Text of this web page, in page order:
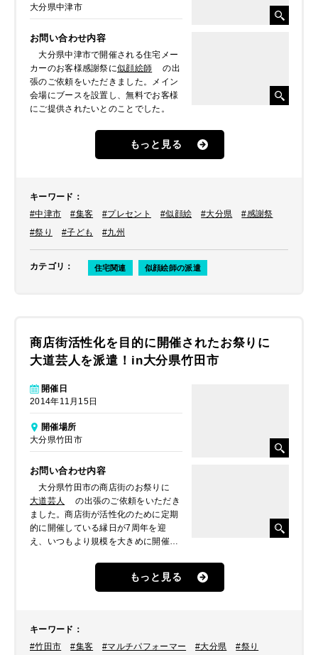
大分県中津市
お問い合わせ内容
大分県中津市で開催される住宅メー
カーのお客様感謝祭に似顔絵師
の出
張のご依頼をいただきました。メイン
会場にブースを設置し、無料でお客様
にご提供されたいとのことでした。
もっと見る
キーワード ：
#中津市
#集客 #プレセント #似顔絵 #大分県
#感謝祭
#祭り
#子ども #九州
カテゴリ ： 住宅関連 似顔絵師の派遣
商店街活性化を目的に開催されたお祭りに
大道芸人を派遣！in大分県竹田市
開催日
2014年11月15日
開催場所
大分県竹田市
お問い合わせ内容
大分県竹田市の商店街のお祭りに
大道芸人
の出張のご依頼をいただき
ました。商店街が活性化のために定期
的に開催している縁日が7周年を迎
え、いつもより規模を大きめに開催す
などのステージイベントの一つとして
大道芸人のパフォーマンスを来場者に
もっと見る
キーワード ：
#竹田市
#集客 #マルチパフォーマー #大分県
#祭り